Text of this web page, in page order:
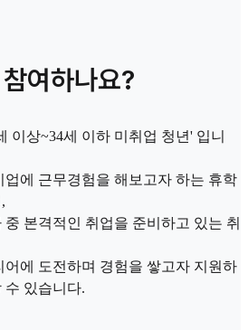
여하나요?
이상~34세 이하 미취업 청년' 입니
에 근무경험을 해보고자 하는 휴학
본격적인 취업을 준비하고 있는 취
에 도전하며 경험을 쌓고자 지원하
수 있습니다.